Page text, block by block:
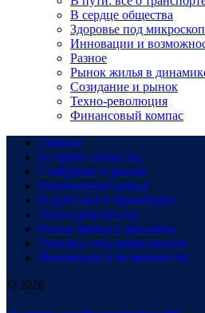
В сердце общества
Здоровье под
Инновации и
Разное
Рынок жилья в
Созидание и рынок
Техно-революция
Финансовый компас
Главная
В сердце общества
Созидание и рынок
Финансовый компас
В пути: все о транспорте
Техно-революция
Рынок жилья в динамике
Здоровье под микроскопом
Инновации и возможности
© 2026